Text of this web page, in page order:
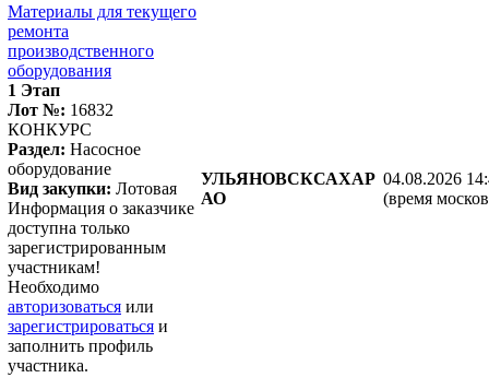
Материалы для текущего
ремонта
производственного
оборудования
1 Этап
Лот №: 16832
КОНКУРС
Раздел: Насосное
оборудование
Вид закупки: Лотовая
Информация о заказчике
доступна только
зарегистрированным
участникам!
Необходимо
авторизоваться или
зарегистрироваться и
заполнить профиль
участника.
УЛЬЯНОВСКСАХАР
АО
04.08.2026
(время